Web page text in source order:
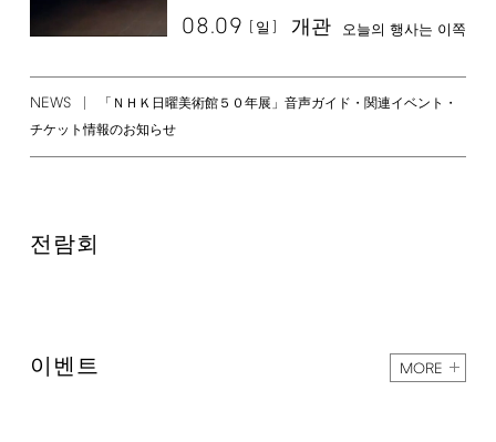
08.09 [ 일 ] 개관 오늘의 행사는 이쪽
NEWS
「ＮＨＫ日曜美術館５０年展」音声ガイド・関連イベント・
チケット情報のお知らせ
전람회
이벤트 MORE